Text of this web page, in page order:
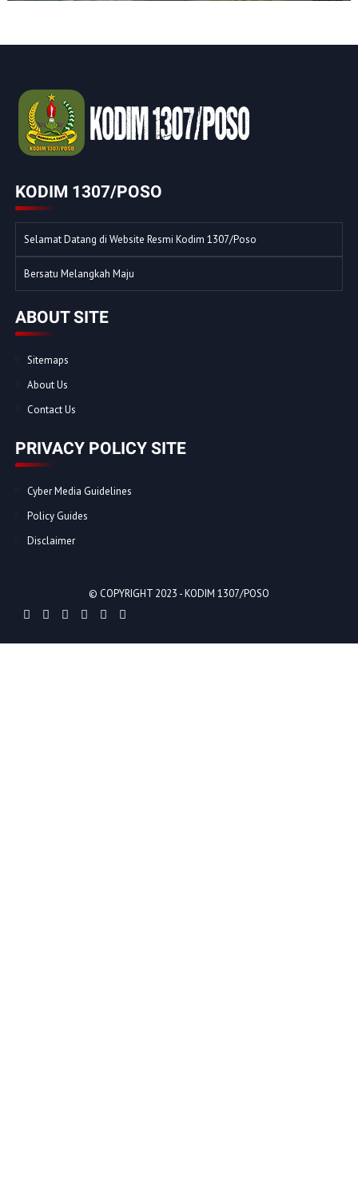
KODIM 1307/POSO
Selamat Datang di Website Resmi Kodim 1307/Poso
Bersatu Melangkah Maju
ABOUT SITE
Sitemaps
About Us
Contact Us
PRIVACY POLICY SITE
Cyber Media Guidelines
Policy Guides
Disclaimer
© COPYRIGHT 2023 -KODIM 1307/POSO